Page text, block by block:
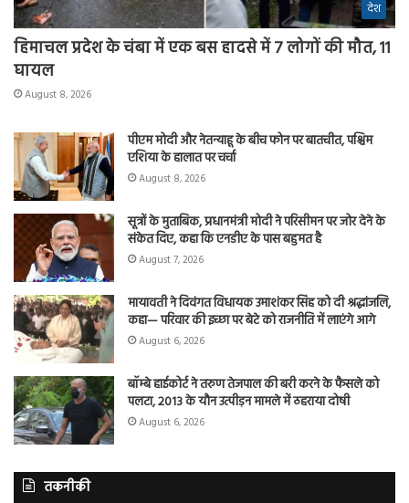
देश
हिमाचल प्रदेश के चंबा में एक बस हादसे में 7 लोगों की मौत, 11
घायल
August 8, 2026
पीएम मोदी और नेतन्याहू के बीच फोन पर बातचीत, पश्चिम
एशिया के हालात पर चर्चा
August 8, 2026
सूत्रों के मुताबिक, प्रधानमंत्री मोदी ने परिसीमन पर जोर देने के
संकेत दिए, कहा कि एनडीए के पास बहुमत है
August 7, 2026
मायावती ने दिवंगत विधायक उमाशंकर सिंह को दी श्रद्धांजलि,
कहा— परिवार की इच्छा पर बेटे को राजनीति में लाएंगे आगे
August 6, 2026
बॉम्बे हाईकोर्ट ने तरुण तेजपाल की बरी करने के फैसले को
पलटा, 2013 के यौन उत्पीड़न मामले में ठहराया दोषी
August 6, 2026
तकनीकी